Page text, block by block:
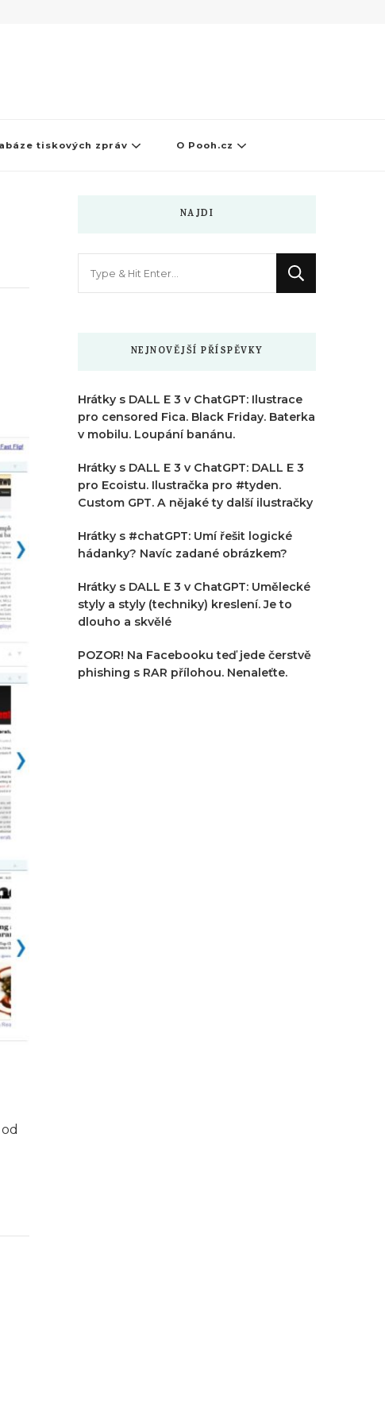
tiskových zpráv O Pooh.cz
NAJDI
NEJNOVĚJŠÍ PŘÍSPĚVKY
Hrátky s DALL E 3 v ChatGPT: Ilustrace
pro censored Fica. Black Friday. Baterka
v mobilu. Loupání banánu.
Hrátky s DALL E 3 v ChatGPT: DALL E 3
pro Ecoistu. Ilustračka pro #tyden.
Custom GPT. A nějaké ty další ilustračky
Hrátky s #chatGPT: Umí řešit logické
hádanky? Navíc zadané obrázkem?
Hrátky s DALL E 3 v ChatGPT: Umělecké
styly a styly (techniky) kreslení. Je to
dlouho a skvělé
POZOR! Na Facebooku teď jede čerstvě
phishing s RAR přílohou. Nenaleťte.